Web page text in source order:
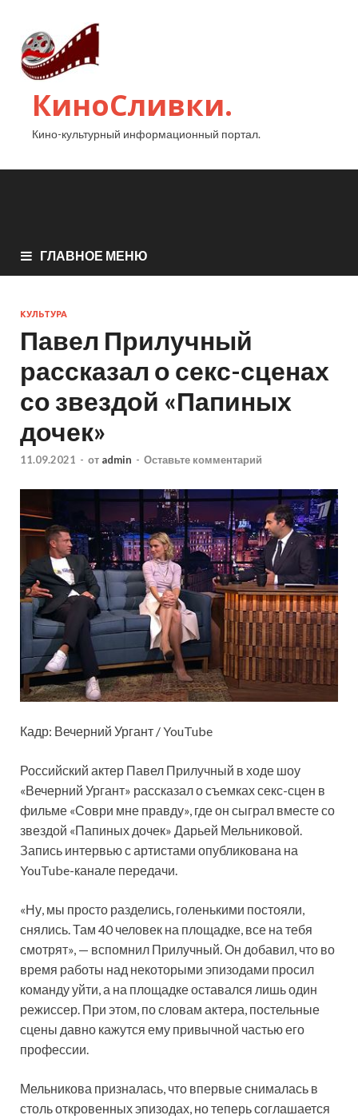
КиноСливки.
Кино-культурный информационный портал.
ГЛАВНОЕ МЕНЮ
КУЛЬТУРА
Павел Прилучный
рассказал о секс-сценах
со звездой «Папиных
дочек»
11.09.2021 - от admin - Оставьте комментарий
Кадр: Вечерний Ургант / YouTube
Российский актер Павел Прилучный в ходе шоу
«Вечерний Ургант» рассказал о съемках секс-сцен в
фильме «Соври мне правду», где он сыграл вместе со
звездой «Папиных дочек» Дарьей Мельниковой.
Запись интервью с артистами опубликована на
YouTube-канале передачи.
«Ну, мы просто разделись, голенькими постояли,
снялись. Там 40 человек на площадке, все на тебя
смотрят», — вспомнил Прилучный. Он добавил, что во
время работы над некоторыми эпизодами просил
команду уйти, а на площадке оставался лишь один
режиссер. При этом, по словам актера, постельные
сцены давно кажутся ему привычной частью его
профессии.
Мельникова призналась, что впервые снималась в
столь откровенных эпизодах, но теперь соглашается